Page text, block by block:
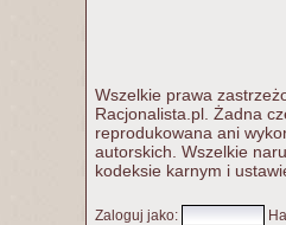
Wszelkie prawa
Racjonalista.pl. Żadna
reprodukowana ani
autorskich. Wszelkie
kodeksie karnym i
Zaloguj jako: